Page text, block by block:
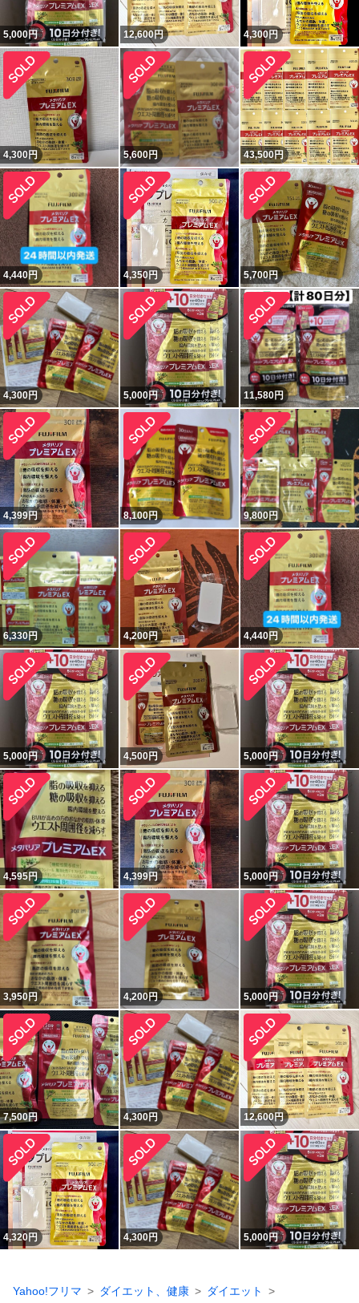
5,000円 12,600円 4,300円
4,300円 5,600円 43,500円
4,440円 4,350円 5,700円
4,300円 5,000円 11,580円
4,399円 8,100円 9,800円
6,330円 4,200円 4,440円
5,000円 4,500円 5,000円
4,595円 4,399円 5,000円
3,950円 4,200円 5,000円
7,500円 4,300円 12,600円
4,320円 4,300円 5,000円
Yahoo!フリマ ダイエット、健康
ダイエット